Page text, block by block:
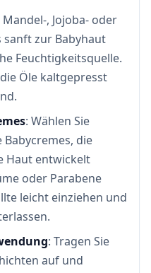
Mandel-, Jojoba- oder
sanft zur Babyhaut
Feuchtigkeitsquelle.
Öle kaltgepresst
: Wählen Sie
die
Haut entwickelt
oder Parabene
leicht einziehen und
: Tragen Sie
auf und